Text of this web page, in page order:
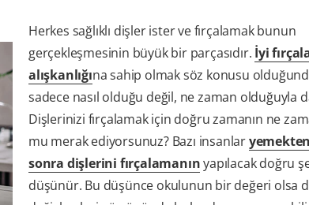
Herkes sağlıklı dişler ister ve fırçalamak bunun
gerçekleşmesinin büyük bir parçasıdır. İyi
alışkanlığına sahip olmak söz konusu
sadece nasıl olduğu değil, ne zaman olduğuyla
Dişlerinizi fırçalamak için doğru zamanın ne
mu merak ediyorsunuz? Bazı insanlar
sonra dişlerini fırçalamanınyapılacak doğru
düşünür. Bu düşünce okulunun bir değeri olsa